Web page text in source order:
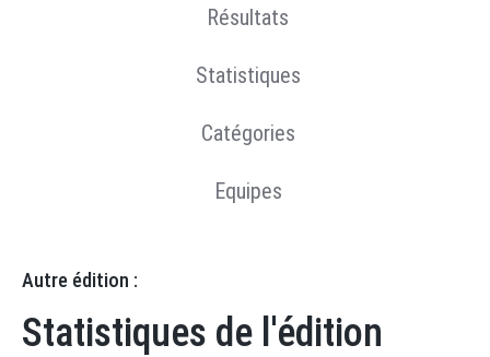
Résultats
Statistiques
Catégories
Equipes
Autre édition :
Statistiques de l'édition